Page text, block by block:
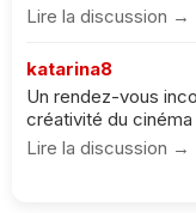
Lire la discussion →
katarina8
Un rendez-vous
créativité du cinéma
Lire la discussion →